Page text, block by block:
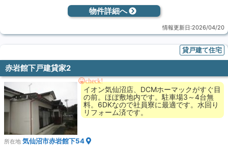
物件詳細へ
情報更新日:2026/04/20
貸戸建て住宅
赤岩館下戸建貸家2
check!
イオン気仙沼店、DCMホーマックがすぐ目
の前。ほぼ敷地内です。駐車場3～4台無
料。6DKなので社員寮に最適です。水回り
リフォーム済です。
所在地 気仙沼市赤岩館下54